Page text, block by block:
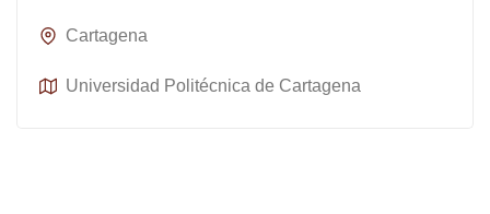
Cartagena
Universidad Politécnica de Cartagena